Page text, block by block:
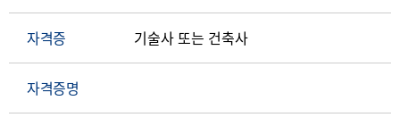
자격증 기술사 또는 건축사
자격증명